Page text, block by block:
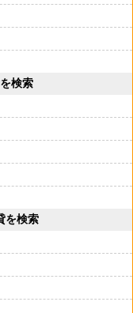
検索
を検索